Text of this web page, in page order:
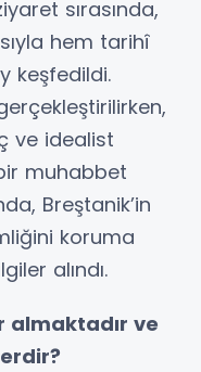
sırasında,
hem tarihî
keşfedildi.
ve idealist
muhabbet
Breştanik’in
koruma
alındı.
almaktadır ve